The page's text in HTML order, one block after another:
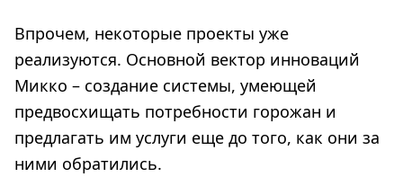
Впрочем, некоторые проекты уже
реализуются. Основной вектор инноваций
Микко – создание системы, умеющей
предвосхищать потребности горожан и
предлагать им услуги еще до того, как они за
ними обратились.